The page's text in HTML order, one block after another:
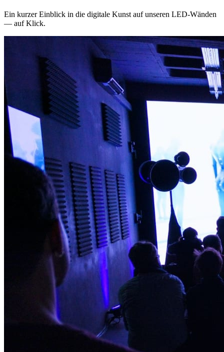
Ein kurzer Einblick in die digitale Kunst auf unseren LED-Wänden
— auf Klick.